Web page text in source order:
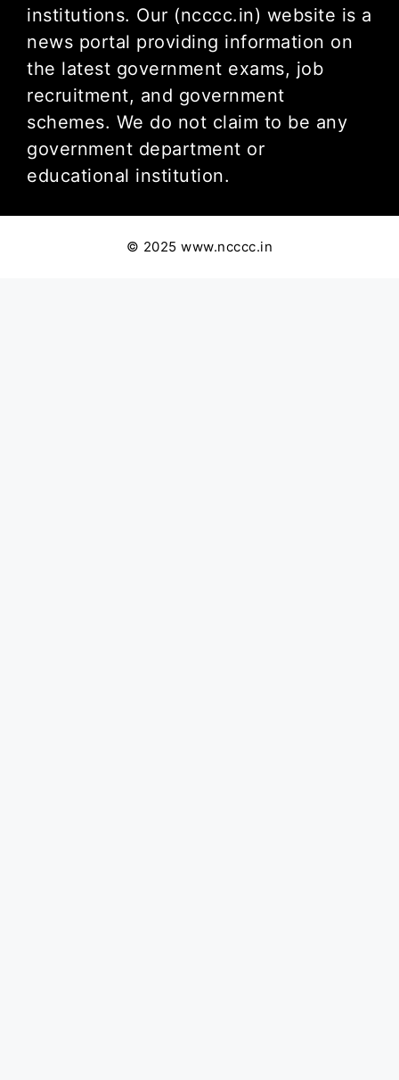
institutions. Our (ncccc.in) website is a
news portal providing information on
the latest government exams, job
recruitment, and government
schemes. We do not claim to be any
government department or
educational institution.
© 2025 www.ncccc.in